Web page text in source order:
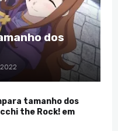
dos
tamanho dos
the Rock! em